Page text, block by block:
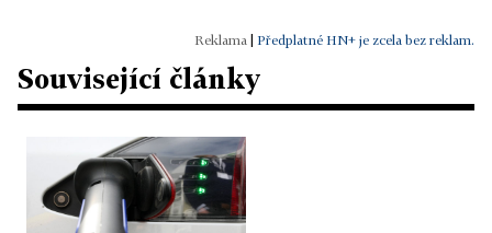
Předplatné HN+ je zcela bez reklam.
Související články